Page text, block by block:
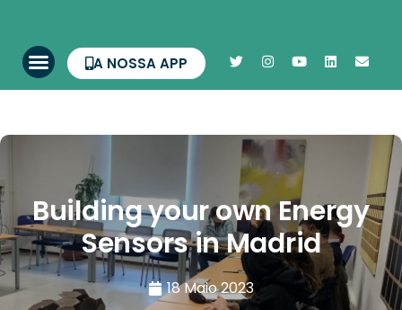
A NOSSA APP
Building your own Energy
Sensors in Madrid
18 Maio 2023